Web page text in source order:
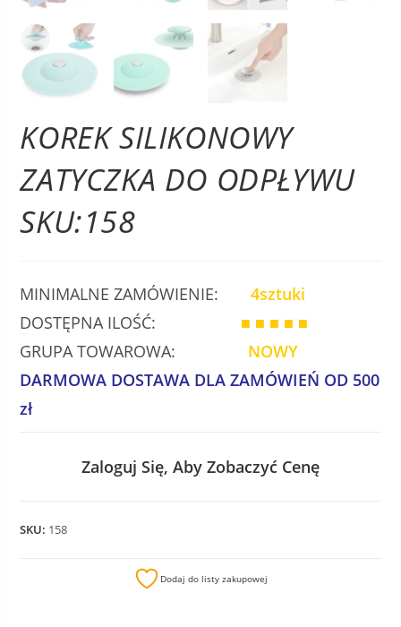
KOREK SILIKONOWY
ZATYCZKA DO ODPŁYWU
SKU:158
MINIMALNE ZAMÓWIENIE:4sztuki
DOSTĘPNA ILOŚĆ: ■ ■ ■ ■ ■
GRUPA TOWAROWA: NOWY
DARMOWA DOSTAWA DLA ZAMÓWIEŃ OD 500
zł
Zaloguj Się, Aby Zobaczyć Cenę
SKU: 158
Dodaj do listy zakupowej